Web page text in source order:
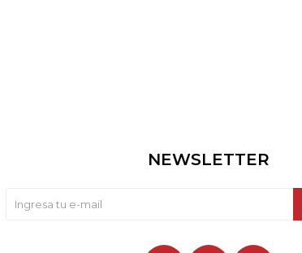
NEWSLETTER